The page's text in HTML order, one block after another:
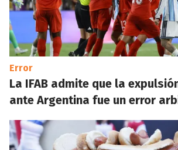
Error
La IFAB admite que la
ante Argentina fue un error